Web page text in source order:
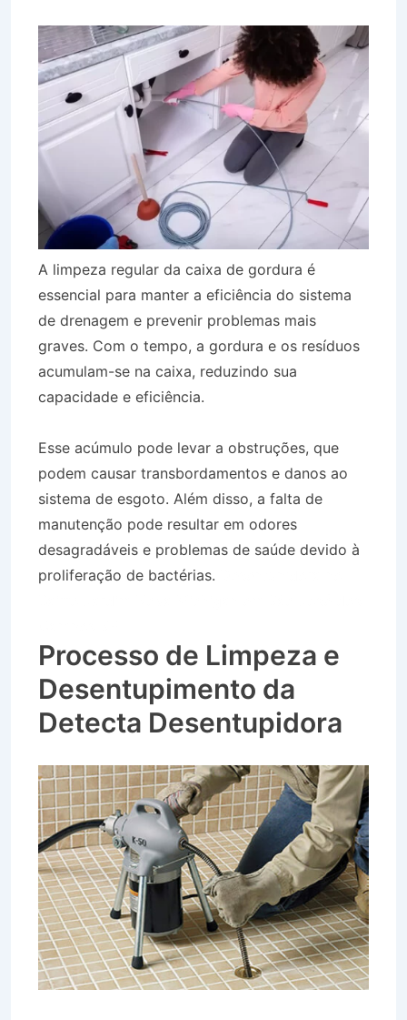
A limpeza regular da caixa de gordura é
essencial para manter a eficiência do sistema
de drenagem e prevenir problemas mais
graves. Com o tempo, a gordura e os resíduos
acumulam-se na caixa, reduzindo sua
capacidade e eficiência.
Esse acúmulo pode levar a obstruções, que
podem causar transbordamentos e danos ao
sistema de esgoto. Além disso, a falta de
manutenção pode resultar em odores
desagradáveis e problemas de saúde devido à
proliferação de bactérias.
Processo de Limpeza e
Desentupimento da
Detecta Desentupidora